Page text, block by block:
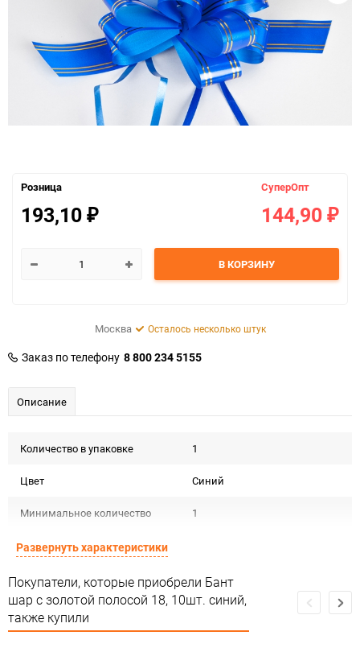
Розница
193,10 ₽
СуперОпт
144,90 ₽
В КОРЗИНУ
Москва Осталось несколько штук
Заказ по телефону 8 800 234 5155
Описание
Количество в упаковке 1
Цвет Синий
Минимальное количество 1
Количество в коробке
Единица измерения упак
Развернуть характеристики
Покупатели, которые приобрели Бант
шар с золотой полосой 18, 10шт. синий,
также купили